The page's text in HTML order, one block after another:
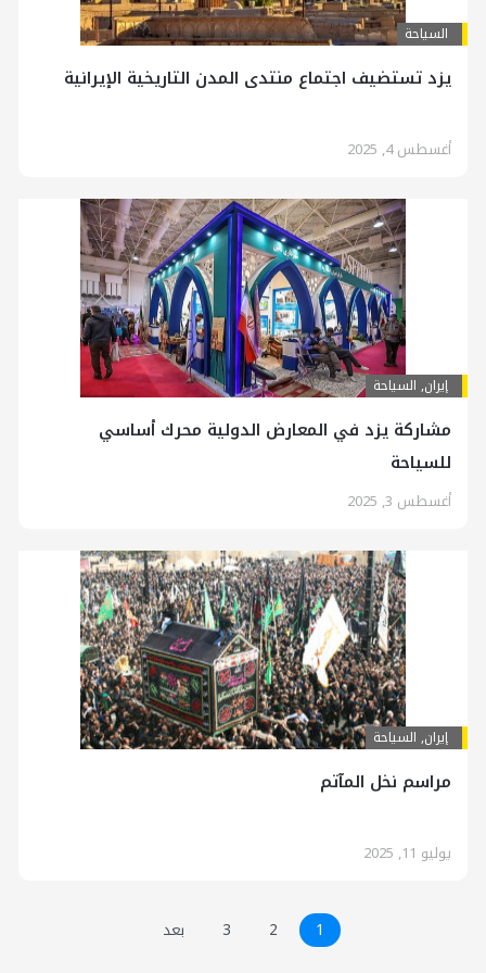
السياحة
يزد تستضيف اجتماع منتدى المدن التاريخية الإيرانية
أغسطس 4, 2025
إيران, السياحة
مشاركة يزد في المعارض الدولية محرك أساسي
للسياحة
أغسطس 3, 2025
إيران, السياحة
مراسم نخل المآتم
يوليو 11, 2025
1
2
3 بعد